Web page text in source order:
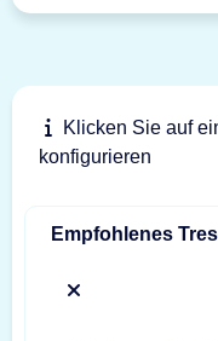
Klicken Sie auf
konfigurieren
Empfohlenes